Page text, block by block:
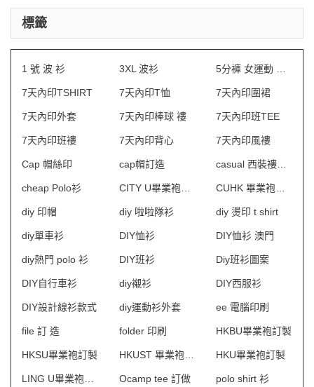
標籤
1 號 波 衫 3XL 波衫
7天內印TSHIRT 7天內印T恤 7天內印圍裙
7天內印外套 7天內印棒球 褸 7天內印班TEE
7天內印班褸 7天內印背心 7天內印風褸
Cap 帽絲印 cap帽訂造
cheap Polo衫
diy 印帽 diy 啦啦隊衫 diy 燙印 t shirt
diy單車衫 DIY恤衫 DIY恤衫 澳門
diy熱門 polo 衫 DIY班衫 Diy班衫圖案
DIY自行車衫 diy襯衫 DIY西服衫
DIY設計線衫款式 diy運動衫外套 ee 電腦印刷
file 訂 造 folder 印刷 HKBU畢業袍訂製
HKSU畢業袍訂製 HKU畢業袍訂製
Ocamp tee 訂做 polo shirt 衫